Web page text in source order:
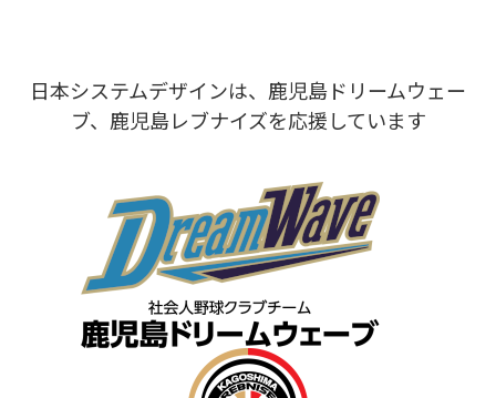
日本システムデザインは、鹿児島ドリームウェー
ブ、鹿児島レブナイズを応援しています